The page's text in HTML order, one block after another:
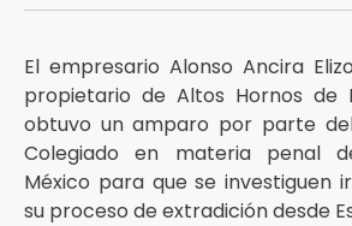
El empresario Alonso Ancira
propietario de Altos Hornos de
obtuvo un amparo por parte
Colegiado en materia penal
México para que se investiguen
su proceso de extradición desde